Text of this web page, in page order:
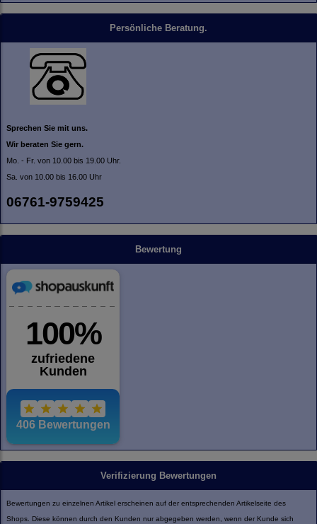
Persönliche Beratung.
Sprechen Sie mit uns.
Wir beraten Sie gern.
Mo. - Fr. von 10.00 bis 19.00 Uhr.
Sa. von 10.00 bis 16.00 Uhr
06761-9759425
Bewertung
Verifizierung Bewertungen
Bewertungen zu einzelnen Artikel erscheinen auf der entsprechenden Artikelseite des
Shops. Diese können durch den Kunden nur abgegeben werden, wenn der Kunde sich